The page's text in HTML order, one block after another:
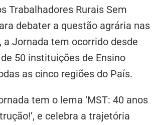
Trabalhadores Rurais Sem
debater a questão agrária nas
a Jornada tem ocorrido desde
50 instituições de Ensino
as cinco regiões do País.
tem o lema ‘MST: 40 anos
e celebra a trajetória